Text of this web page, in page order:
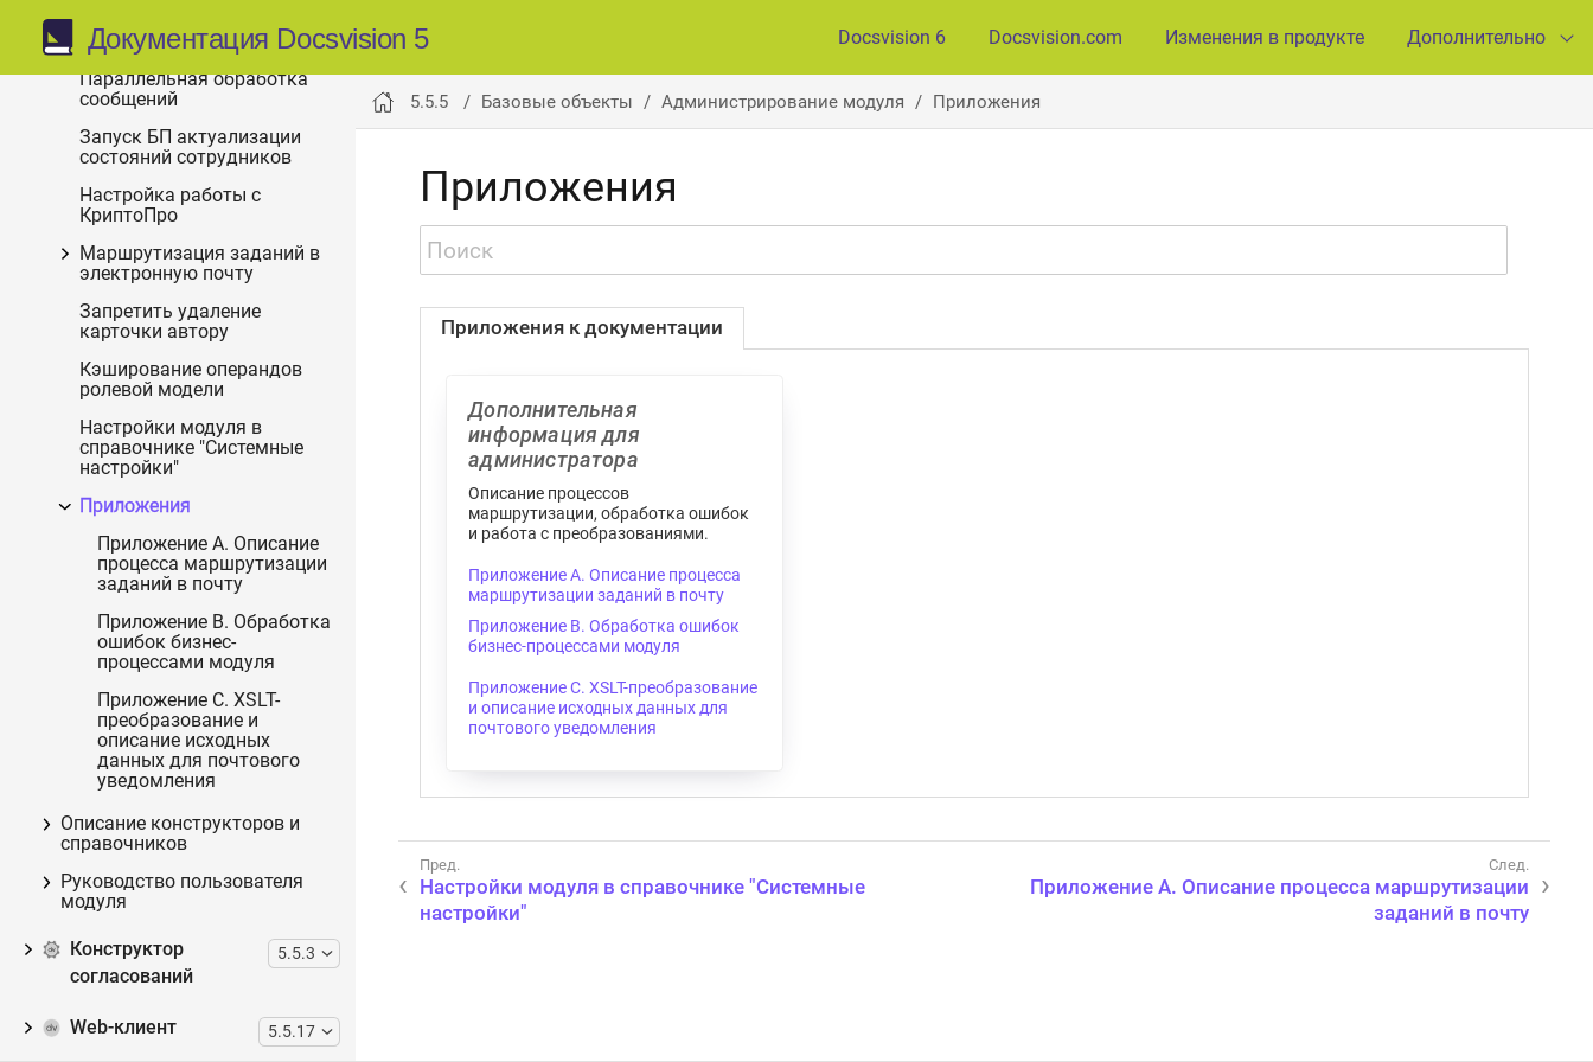
Документация Docsvision 5 Docsvision 6 Docsvision.com Изменения в продукте Дополнительно
модуля "Базовые объекты"
Параллельная обработка
сообщений
Запуск БП актуализации
состояний сотрудников
Настройка работы с
КриптоПро
Маршрутизация заданий в
электронную почту
Запретить удаление
карточки автору
Кэширование операндов
ролевой модели
Настройки модуля в
справочнике "Системные
настройки"
Приложения
Приложение A. Описание
процесса маршрутизации
заданий в почту
Приложение B. Обработка
ошибок бизнес-
процессами модуля
Приложение С. XSLT-
преобразование и
описание исходных
данных для почтового
уведомления
Описание конструкторов и
справочников
Руководство пользователя
модуля
Конструктор
согласований
5.5.3
Web-клиент 5.5.17
5.5.5 Базовые объекты Администрирование модуля Приложения
Приложения
Приложения к документации
Дополнительная
информация для
администратора
Описание процессов
маршрутизации, обработка ошибок
и работа с преобразованиями.
Приложение A. Описание процесса
маршрутизации заданий в почту
Приложение B. Обработка ошибок
бизнес-процессами модуля
Приложение С. XSLT-преобразование
и описание исходных данных для
почтового уведомления
Настройки модуля в справочнике "Системные
настройки"
Приложение A. Описание процесса маршрутизации
заданий в почту